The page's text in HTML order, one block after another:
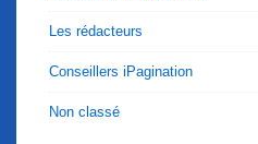
Les rédacteurs
Conseillers iPagination
Non classé